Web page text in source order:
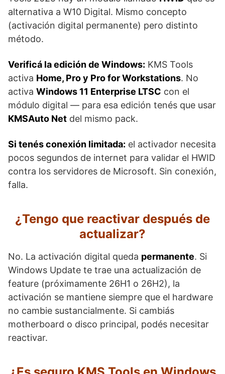
alternativa a W10 Digital. Mismo concepto
(activación digital permanente) pero distinto
método.
Verificá la edición de Windows: KMS Tools
activa Home, Pro y Pro for Workstations. No
activa Windows 11 Enterprise LTSC con el
módulo digital — para esa edición tenés que usar
KMSAuto Net del mismo pack.
Si tenés conexión limitada: el activador necesita
pocos segundos de internet para validar el HWID
contra los servidores de Microsoft. Sin conexión,
falla.
¿Tengo que reactivar después de
actualizar?
No. La activación digital queda permanente. Si
Windows Update te trae una actualización de
feature (próximamente 26H1 o 26H2), la
activación se mantiene siempre que el hardware
no cambie sustancialmente. Si cambiás
motherboard o disco principal, podés necesitar
reactivar.